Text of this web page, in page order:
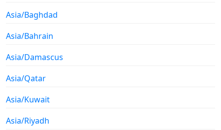
Asia/Baghdad
Asia/Bahrain
Asia/Damascus
Asia/Qatar
Asia/Kuwait
Asia/Riyadh